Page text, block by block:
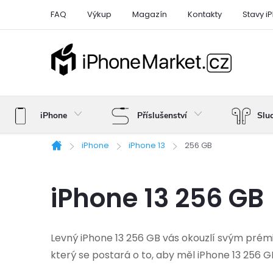
FAQ Výkup Magazín Kontakty Stavy
iPhone Příslušenství
Domů
iPhone iPhone 13 256 GB
iPhone 13 256 GB
Levný iPhone 13 256 GB vás okouzlí svým
který se postará o to, aby měl iPhone 13 256